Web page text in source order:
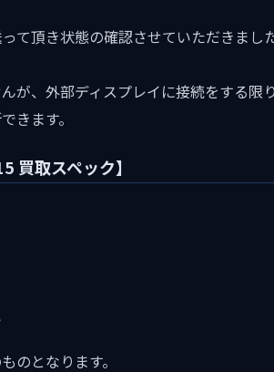
て頂き状態の確認させていただきま
が、外部ディスプレイに接続をする限
きます。
買取スペック】
のとなります。